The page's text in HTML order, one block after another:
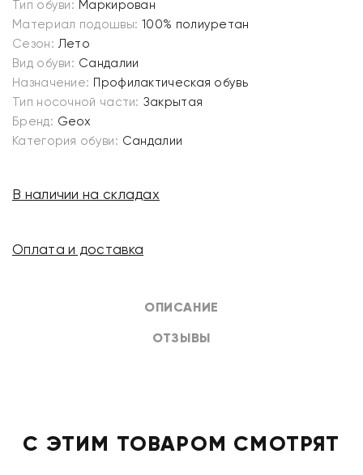
ОПИСАНИЕ
ОТЗЫВЫ
Тип обуви: Маркирован
Материал подошвы: 100% полиуретан
Сезон: Лето
Вид обуви: Сандалии
Назначение: Профилактическая обувь
Тип носочной части: Закрытая
Бренд: Geox
Категория обуви: Сандалии
В наличии на складах
Оплата и доставка
С ЭТИМ ТОВАРОМ СМОТРЯТ